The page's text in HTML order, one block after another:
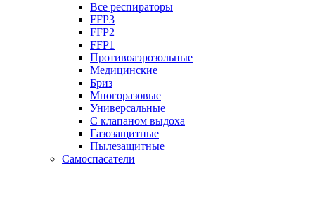
Все респираторы
FFP3
FFP2
FFP1
Противоаэрозольные
Медицинские
Бриз
Многоразовые
Универсальные
С клапаном выдоха
Газозащитные
Пылезащитные
Самоспасатели